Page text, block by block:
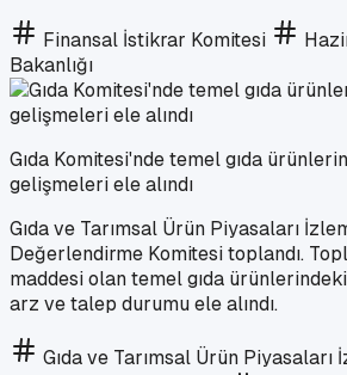
Finansal İstikrar Komitesi
Bakanlığı
Gıda Komitesi'nde temel gıda
gelişmeleri ele alındı
Gıda ve Tarımsal Ürün Piyasaları
Değerlendirme Komitesi toplandı.
maddesi olan temel gıda
arz ve talep durumu ele alındı.
Gıda ve Tarımsal Ürün Piyasaları